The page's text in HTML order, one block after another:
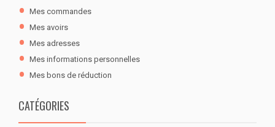
Mes commandes
Mes avoirs
Mes adresses
Mes informations personnelles
Mes bons de réduction
CATÉGORIES